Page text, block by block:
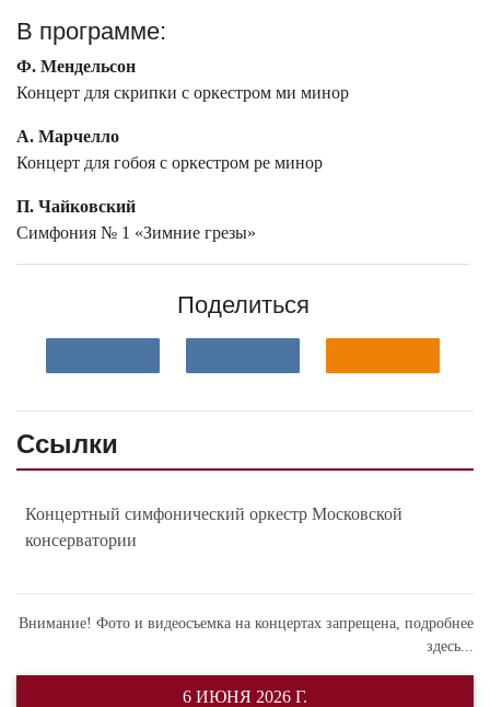
В программе:
Ф. Мендельсон
Концерт для скрипки с оркестром ми минор
А. Марчелло
Концерт для гобоя с оркестром ре минор
П. Чайковский
Симфония № 1 «Зимние грезы»
Поделиться
Ссылки
Концертный симфонический оркестр Московской
консерватории
Внимание! Фото и видеосъемка на концертах запрещена, подробнее
здесь...
6 ИЮНЯ 2026 Г.